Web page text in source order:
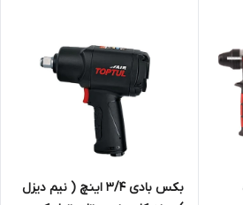
بکس بادی 3/4 اینچ ( نیم دیزل